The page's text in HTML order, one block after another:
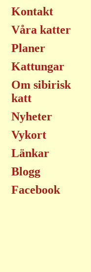
Kontakt
Våra katter
Planer
Kattungar
Om sibirisk
katt
Nyheter
Vykort
Länkar
Blogg
Facebook